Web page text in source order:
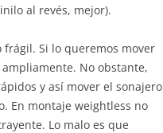
al revés, mejor).
frágil. Si lo queremos mover
No obstante,
y así mover el sonajero
En montaje weightless no
Lo malo es que